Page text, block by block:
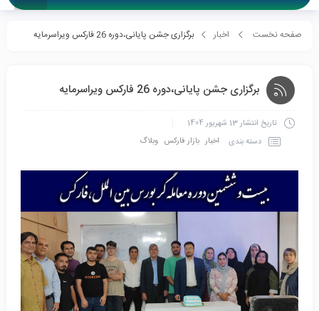
صفحه نخست اخبار برگزاری جشن پایانی،دوره 26 فارکس ویراسرمایه
برگزاری جشن پایانی،دوره 26 فارکس ویراسرمایه
تاریخ انتشار13 شهریور 1404
دسته بندی
اخبار بازار فارکس وبلاگ